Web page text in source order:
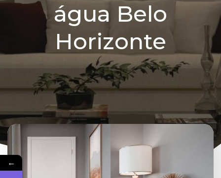
água Belo
Horizonte
←